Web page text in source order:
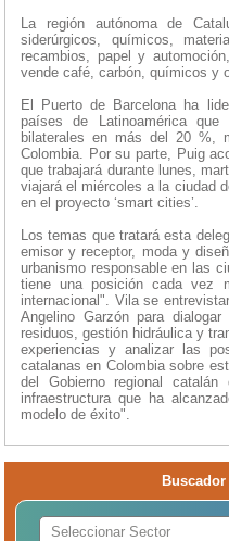
La región autónoma de
siderúrgicos, químicos,
recambios, papel y
vende café, carbón, químicos y
El Puerto de Barcelona ha
países de Latinoamérica que
bilaterales en más del 20 %,
Colombia. Por su parte, Puig
que trabajará durante lunes,
viajará el miércoles a la ciudad
en el proyecto ‘smart cities’.
Los temas que tratará esta
emisor y receptor, moda y
urbanismo responsable en las
tiene una posición cada vez
internacional". Vila se
Angelino Garzón para
residuos, gestión hidráulica y
experiencias y analizar las
catalanas en Colombia sobre
del Gobierno regional
infraestructura que ha
modelo de éxito".